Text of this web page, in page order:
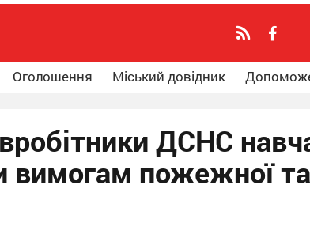
Оголошення Міський довідник
ДСНС
вимогам пожежної